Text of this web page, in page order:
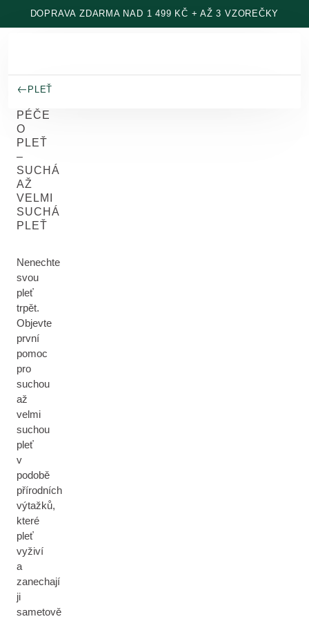
Přeskočit na hlavní obsah
DOPRAVA ZDARMA NAD 1 499 KČ + AŽ 3 VZOREČKY
PLEŤ
PÉČE
O
PLEŤ
–
SUCHÁ
AŽ
VELMI
SUCHÁ
PLEŤ
Nenechte
svou
pleť
trpět.
Objevte
první
pomoc
pro
suchou
až
velmi
suchou
pleť
v
podobě
přírodních
výtažků,
které
pleť
vyživí
a
zanechají
ji
sametově